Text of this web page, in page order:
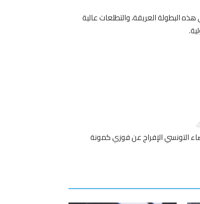
البطولة العريقة، والتطلعات عالية
التونسي الإفراج عن فوزي كمونة